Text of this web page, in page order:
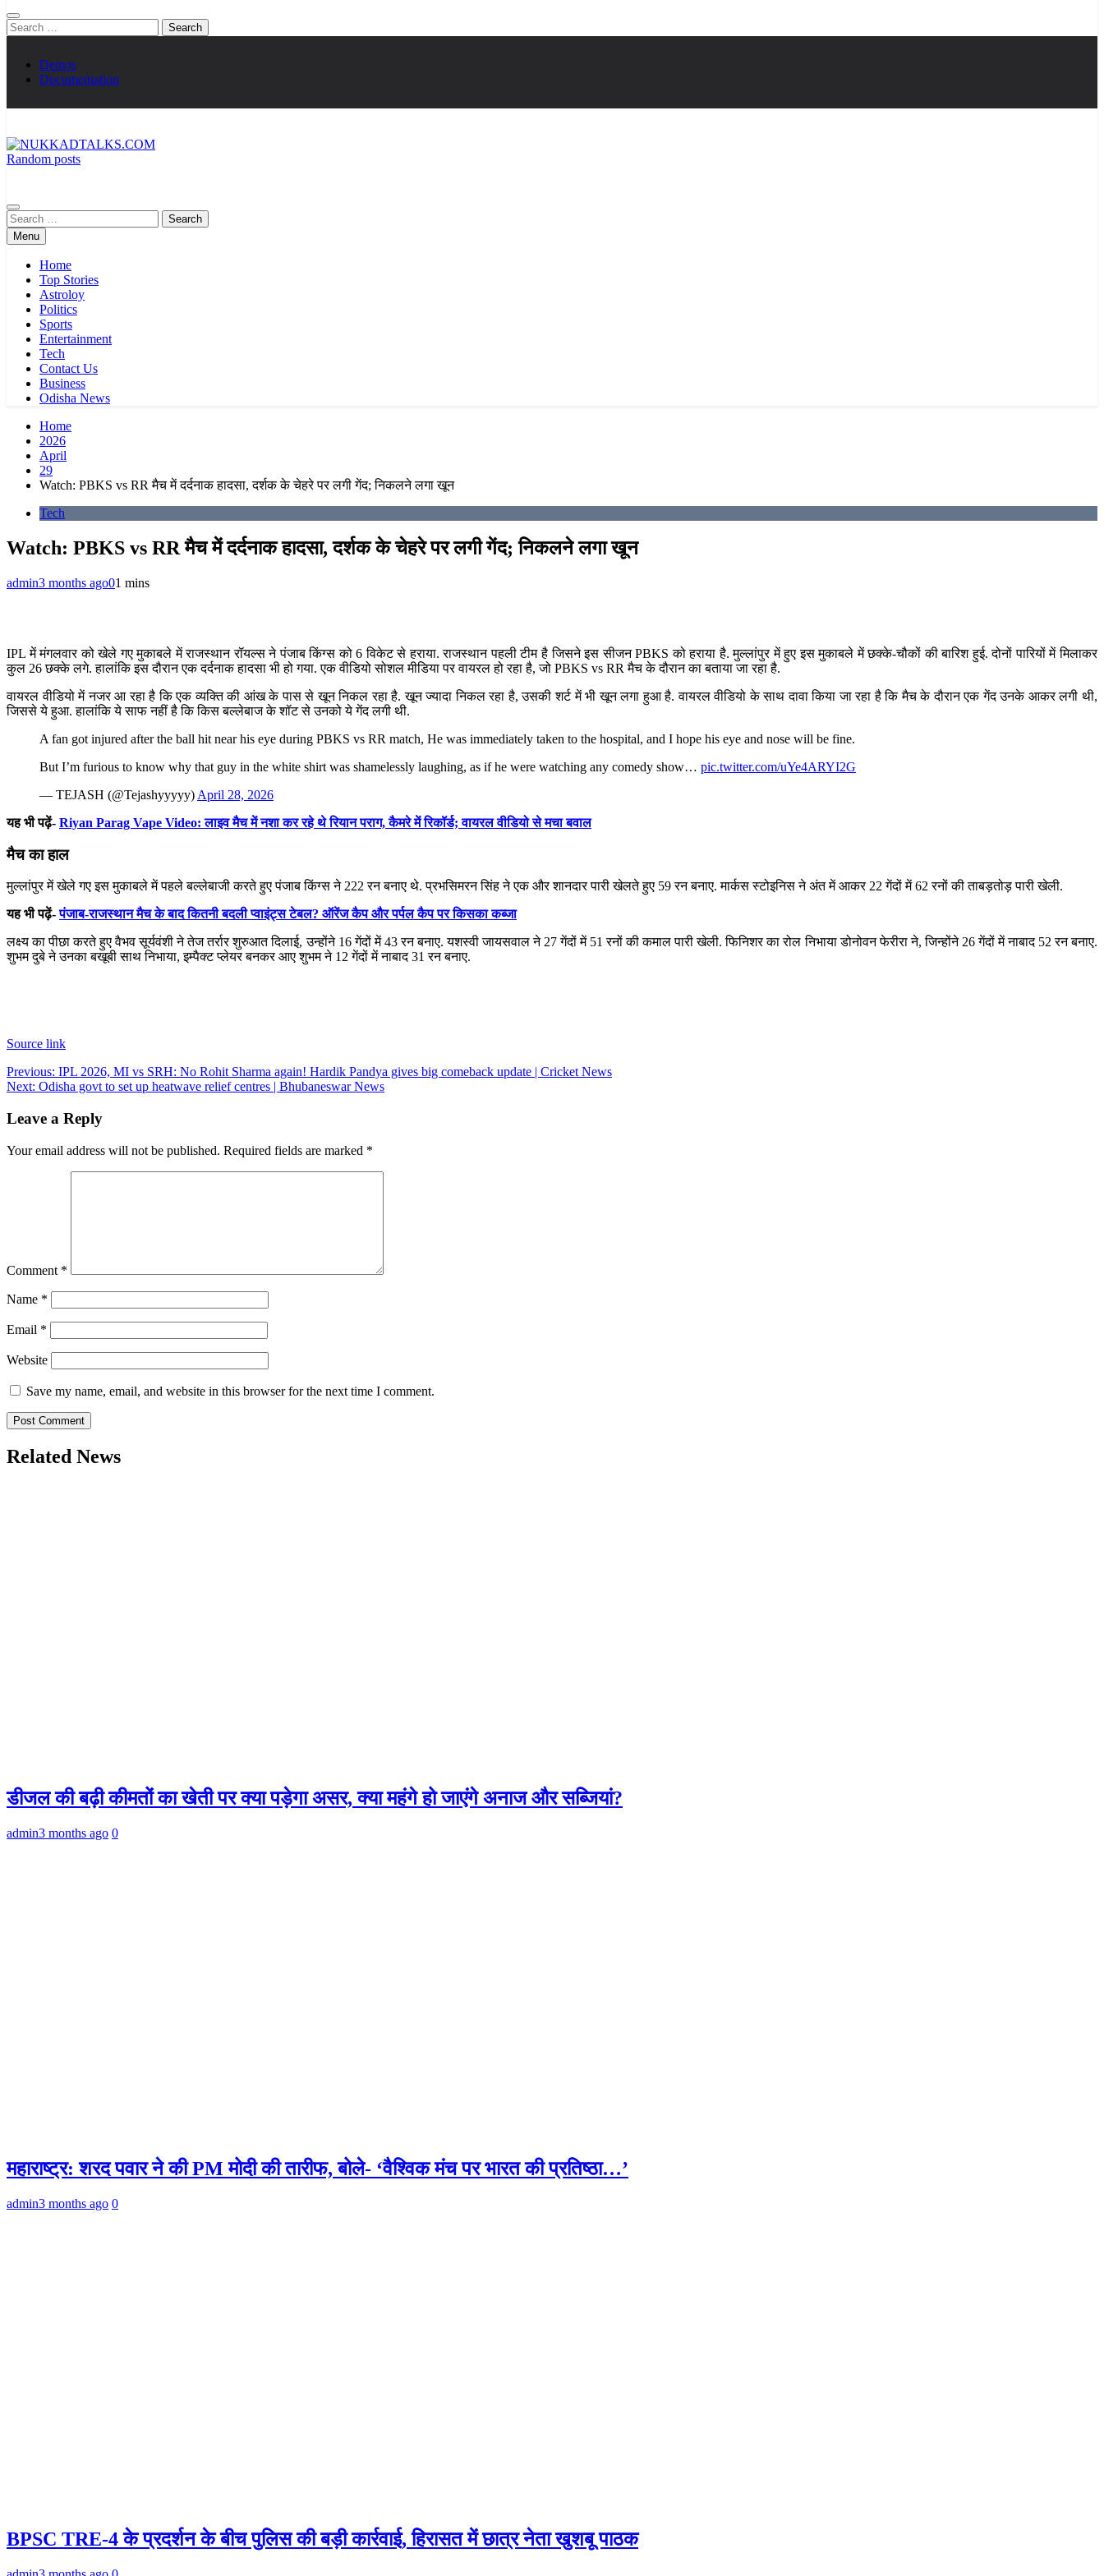
Search
for:
Demos
Documentation
Random posts
Search
for:Menu
Home
Top Stories
Astroloy
Politics
Sports
Entertainment
Tech
Contact Us
Business
Odisha News
Home
2026
April
29
Watch: PBKS vs RR मैच में दर्दनाक हादसा, दर्शक के चेहरे पर लगी गेंद; निकलने लगा खून
Tech
Watch: PBKS vs RR मैच में दर्दनाक हादसा, दर्शक के चेहरे पर लगी गेंद; निकलने लगा खून
admin3 months ago01 mins
IPL में मंगलवार को खेले गए मुकाबले में राजस्थान रॉयल्स ने पंजाब किंग्स को 6 विकेट से हराया. राजस्थान पहली टीम है जिसने इस सीजन PBKS को हराया है. मुल्लांपुर में हुए इस मुकाबले में छक्के-चौकों की बारिश हुई. दोनों पारियों में मिलाकर
कुल 26 छक्के लगे. हालांकि इस दौरान एक दर्दनाक हादसा भी हो गया. एक वीडियो सोशल मीडिया पर वायरल हो रहा है, जो PBKS vs RR मैच के दौरान का बताया जा रहा है.
वायरल वीडियो में नजर आ रहा है कि एक व्यक्ति की आंख के पास से खून निकल रहा है. खून ज्यादा निकल रहा है, उसकी शर्ट में भी खून लगा हुआ है. वायरल वीडियो के साथ दावा किया जा रहा है कि मैच के दौरान एक गेंद उनके आकर लगी थी,
जिससे ये हुआ. हालांकि ये साफ नहीं है कि किस बल्लेबाज के शॉट से उनको ये गेंद लगी थी.
A fan got injured after the ball hit near his eye during PBKS vs RR match, He was immediately taken to the hospital, and I hope his eye and nose will be fine.
But I’m furious to know why that guy in the white shirt was shamelessly laughing, as if he were watching any comedy show… pic.twitter.com/uYe4ARYI2G
— TEJASH (@Tejashyyyyy) April 28, 2026
यह भी पढ़ें- Riyan Parag Vape Video: लाइव मैच में नशा कर रहे थे रियान पराग, कैमरे में रिकॉर्ड; वायरल वीडियो से मचा बवाल
मैच का हाल
मुल्लांपुर में खेले गए इस मुकाबले में पहले बल्लेबाजी करते हुए पंजाब किंग्स ने 222 रन बनाए थे. प्रभसिमरन सिंह ने एक और शानदार पारी खेलते हुए 59 रन बनाए. मार्कस स्टोइनिस ने अंत में आकर 22 गेंदों में 62 रनों की ताबड़तोड़ पारी खेली.
यह भी पढ़ें-पंजाब-राजस्थान मैच के बाद कितनी बदली प्वाइंट्स टेबल? ऑरेंज कैप और पर्पल कैप पर किसका कब्जा
लक्ष्य का पीछा करते हुए वैभव सूर्यवंशी ने तेज तर्रार शुरुआत दिलाई, उन्होंने 16 गेंदों में 43 रन बनाए. यशस्वी जायसवाल ने 27 गेंदों में 51 रनों की कमाल पारी खेली. फिनिशर का रोल निभाया डोनोवन फेरीरा ने, जिन्होंने 26 गेंदों में नाबाद 52 रन बनाए.
शुभम दुबे ने उनका बखूबी साथ निभाया, इम्पैक्ट प्लेयर बनकर आए शुभम ने 12 गेंदों में नाबाद 31 रन बनाए.
Source link
Post
navigation
Previous: IPL 2026, MI vs SRH: No Rohit Sharma again! Hardik Pandya gives big comeback update | Cricket News
Next: Odisha govt to set up heatwave relief centres | Bhubaneswar News
Leave a Reply
Your email address will not be published. Required fields are marked *
Comment *
Name *
Email *
Website
Save my name, email, and website in this browser for the next time I comment.
Related News
डीजल की बढ़ी कीमतों का खेती पर क्या पड़ेगा असर, क्या महंगे हो जाएंगे अनाज और सब्जियां?
admin3 months ago 0
महाराष्ट्र: शरद पवार ने की PM मोदी की तारीफ, बोले- ‘वैश्विक मंच पर भारत की प्रतिष्ठा…’
admin3 months ago 0
BPSC TRE-4 के प्रदर्शन के बीच पुलिस की बड़ी कार्रवाई, हिरासत में छात्र नेता खुशबू पाठक